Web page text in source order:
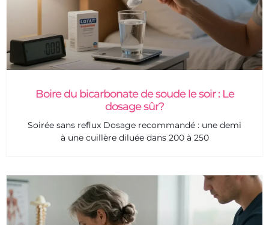
Boire du bicarbonate de soude le soir : Le
dosage sûr?
Soirée sans reflux Dosage recommandé : une demi
à une cuillère diluée dans 200 à 250